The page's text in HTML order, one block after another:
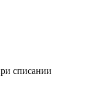
списании